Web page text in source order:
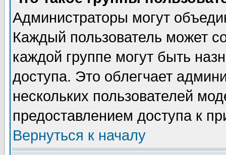
Администраторы могут
Каждый пользователь может
каждой группе могут быть
доступа. Это облегчает
нескольких пользователей
предоставлением доступа к
Вернуться к началу